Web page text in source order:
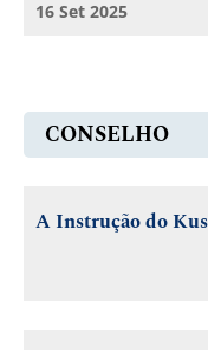
16 Set 2025
CONSELHO
A Instrução do